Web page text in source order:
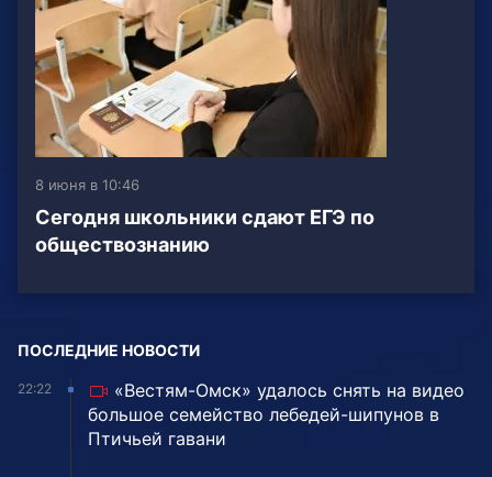
8 июня в 10:46
Сегодня школьники сдают ЕГЭ по
обществознанию
ПОСЛЕДНИЕ НОВОСТИ
22:22
«Вестям-Омск» удалось снять на видео
большое семейство лебедей-шипунов в
Птичьей гавани